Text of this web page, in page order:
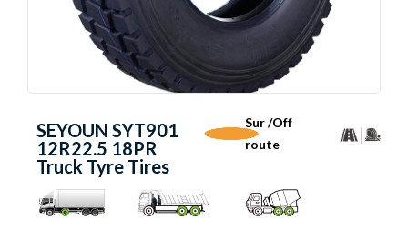
SEYOUN SYT901
12R22.5 18PR
Truck Tyre Tires
Sur /Off
route